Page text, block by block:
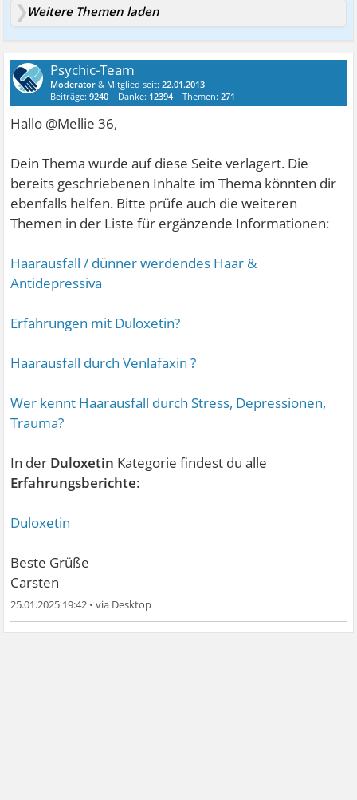
Weitere Themen laden
Psychic-Team
Moderator & Mitglied seit:22.01.2013
Beiträge:9240 Danke: 12394 Themen:271
Hallo @Mellie 36,
Dein Thema wurde auf diese Seite verlagert. Die
bereits geschriebenen Inhalte im Thema könnten dir
ebenfalls helfen. Bitte prüfe auch die weiteren
Themen in der Liste für ergänzende Informationen:
Haarausfall / dünner werdendes Haar &
Antidepressiva
Erfahrungen mit Duloxetin?
Haarausfall durch Venlafaxin ?
Wer kennt Haarausfall durch Stress, Depressionen,
Trauma?
In der Duloxetin Kategorie findest du alle
Erfahrungsberichte:
Duloxetin
Beste Grüße
Carsten
25.01.2025 19:42 •